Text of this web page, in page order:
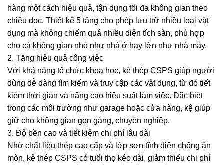
hàng một cách hiệu quả, tận dụng tối đa không gian theo
chiều dọc. Thiết kế 5 tầng cho phép lưu trữ nhiều loại vật
dụng mà không chiếm quá nhiều diện tích sàn, phù hợp
cho cả không gian nhỏ như nhà ở hay lớn như nhà máy.
2. Tăng hiệu quả công việc
Với khả năng tổ chức khoa học, kệ thép CSPS giúp người
dùng dễ dàng tìm kiếm và truy cập các vật dụng, từ đó tiết
kiệm thời gian và nâng cao hiệu suất làm việc. Đặc biệt
trong các môi trường như garage hoặc cửa hàng, kệ giúp
giữ cho không gian gọn gàng, chuyên nghiệp.
3. Độ bền cao và tiết kiệm chi phí lâu dài
Nhờ chất liệu thép cao cấp và lớp sơn tĩnh điện chống ăn
mòn, kệ thép CSPS có tuổi thọ kéo dài, giảm thiểu chi phí